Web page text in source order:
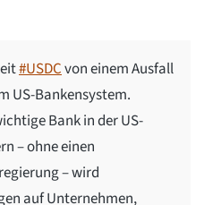
#USDCvon einem Ausfall
US-Bankensystem.
Bank in der US-
– ohne einen
– wird
auf Unternehmen,